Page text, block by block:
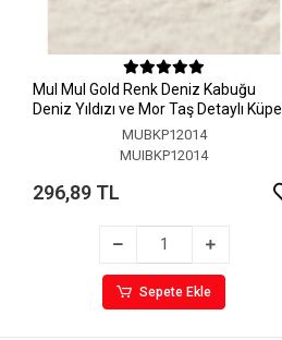
MuI MuI Gold Renk Deniz Kabuğu
Deniz Yıldızı ve Mor Taş Detaylı Küpe
MUBKP12014
MUIBKP12014
296,89 TL
Sepete Ekle